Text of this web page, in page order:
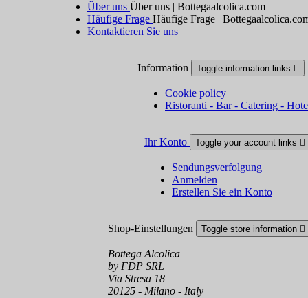
Über uns Über uns | Bottegaalcolica.com
Häufige Frage Häufige Frage |
Kontaktieren Sie uns
Information Toggle information links 
Cookie policy
Ristoranti - Bar - Catering -
Ihr Konto Toggle your account links 
Sendungsverfolgung
Anmelden
Erstellen Sie ein Konto
Shop-Einstellungen Toggle store information 
Bottega Alcolica
by FDP SRL
Via Stresa 18
20125 - Milano - Italy